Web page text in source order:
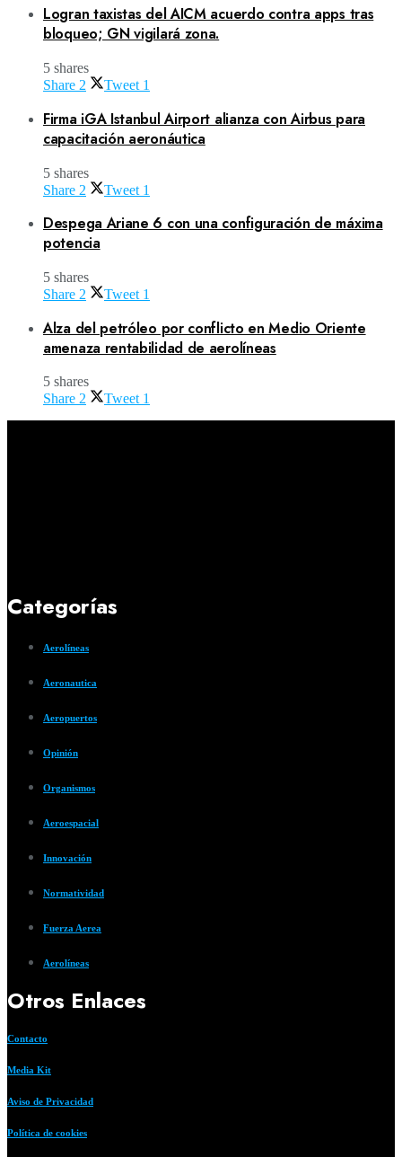
Logran taxistas del AICM acuerdo contra apps tras
bloqueo; GN vigilará zona.
5 shares
Share 2 Tweet 1
Firma iGA Istanbul Airport alianza con Airbus para
capacitación aeronáutica
5 shares
Share 2 Tweet 1
Despega Ariane 6 con una configuración de máxima
potencia
5 shares
Share 2 Tweet 1
Alza del petróleo por conflicto en Medio Oriente
amenaza rentabilidad de aerolíneas
5 shares
Share 2 Tweet 1
Categorías
Aerolíneas
Aeronautica
Aeropuertos
Opinión
Organismos
Aeroespacial
Innovación
Normatividad
Fuerza Aerea
Aerolíneas
Otros Enlaces
Contacto
Media Kit
Aviso de Privacidad
Política de cookies